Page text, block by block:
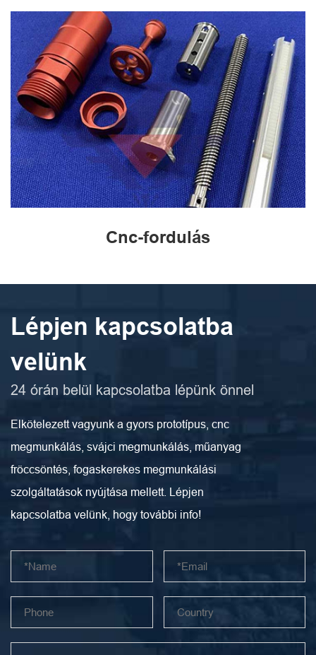
Cnc-fordulás
Lépjen kapcsolatba
velünk
24 órán belül kapcsolatba lépünk önnel
Elkötelezett vagyunk a gyors prototípus, cnc
megmunkálás, svájci megmunkálás, műanyag
fröccsöntés, fogaskerekes megmunkálási
szolgáltatások nyújtása mellett. Lépjen
kapcsolatba velünk, hogy további info!